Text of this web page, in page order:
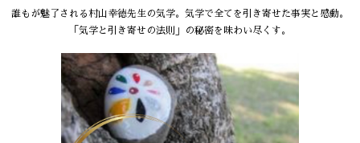
誰もが魅了される村山幸徳先生の気学。気学で全てを引き寄せた事実と感動。
「気学と引き寄せの法則」の秘密を味わい尽くす。